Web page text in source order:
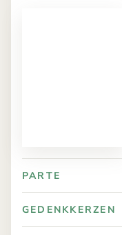
PARTE
GEDENKKERZEN